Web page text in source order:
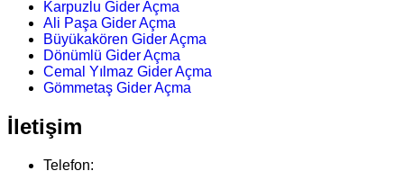
Karpuzlu Gider Açma
Ali Paşa Gider Açma
Büyükakören Gider Açma
Dönümlü Gider Açma
Cemal Yılmaz Gider Açma
Gömmetaş Gider Açma
İletişim
Telefon: